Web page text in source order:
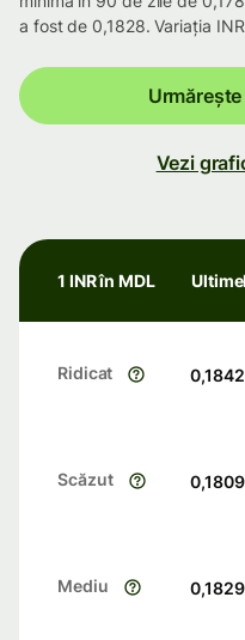
a fost de 0,1828. Variația
Vezi
1 INR în MDL
Ridicat 0,1842
Scăzut 0,1809
Mediu 0,1829